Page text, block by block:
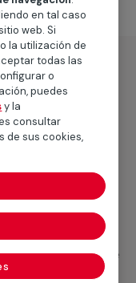
medida
Cuéntanos que
en tal caso
web. Si
la utilización de
todas las
o
puedes
y la
consultar
de sus cookies,